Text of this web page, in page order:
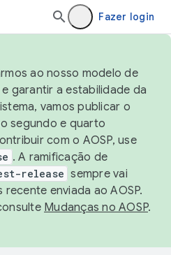
Fazer login
ao nosso modelo de
garantir a estabilidade da
vamos publicar o
segundo e quarto
com o AOSP, use
. A ramificação de
release sempre vai
enviada ao AOSP.
Mudanças no AOSP.